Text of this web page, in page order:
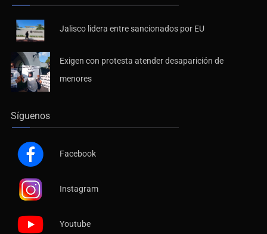
Jalisco lidera entre sancionados por EU
Exigen con protesta atender desaparición de
menores
Síguenos
Facebook
Instagram
Youtube